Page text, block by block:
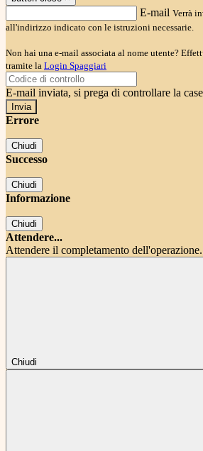
E-mail Verrà
all'indirizzo indicato con le istruzioni necessarie.
Non hai una e-mail associata al nome utente?
tramite la Login Spaggiari
E-mail inviata, si prega di controllare la
Errore
Chiudi
Successo
Chiudi
Informazione
Chiudi
Attendere...
Attendere il completamento
Chiudi